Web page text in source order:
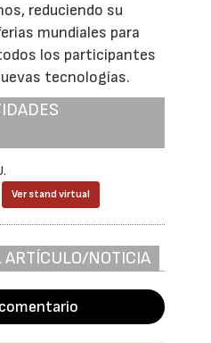
reduciendo su
mundiales para
los participantes
tecnologías.
Ver stand virtual
ARTÍCULO/NOTICIA